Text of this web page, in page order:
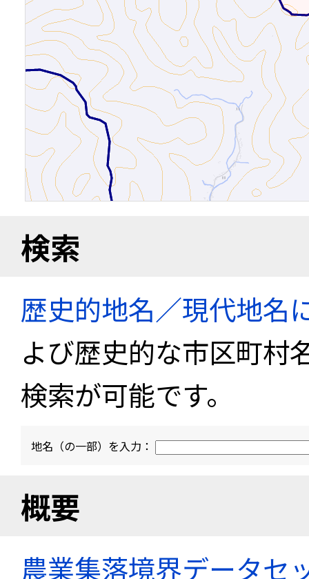
検索
歴史的地名／現代地名
よび歴史的な市区町村
検索が可能です。
地名（の一部）を入力：
概要
農業集落境界データセ